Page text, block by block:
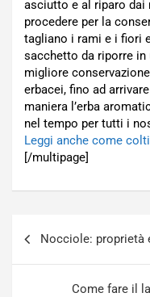
asciutto e al riparo dai
procedere per la
tagliano i rami e i fiori
sacchetto da riporre in
migliore
erbacei, fino ad
maniera l’erba
nel tempo per tutti i
Leggi anche come
[/multipage]
Nocciole: proprietà
Come fare il